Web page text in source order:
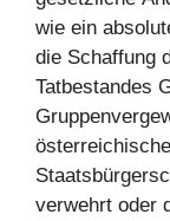
wie ein
die Schaffung
Tatbestandes
verwehrt oder